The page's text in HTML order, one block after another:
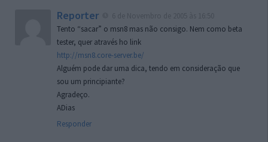
Reporter
Tento “sacar” o msn8 mas não consigo. Nem como beta
tester, quer através ho link
http://msn8.core-server.be/
Alguém pode dar uma dica, tendo em consideração que
sou um principiante?
Agradeço.
ADias
Responder